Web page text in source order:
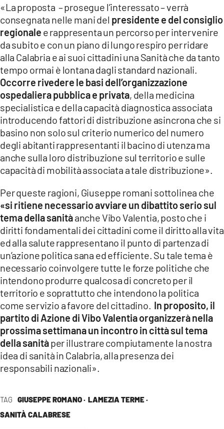
LACAPITALENEWS.IT
App
ANDROID
APPLE
TAG GIUSEPPE ROMANO · LAMEZIA TERME ·
SANITÀ CALABRESE
«La proposta – prosegue l’interessato – verrà
consegnata nelle mani del presidente e del consiglio
regionale e rappresenta un percorso per intervenire
da subito e con un piano di lungo respiro per ridare
alla Calabria e ai suoi cittadini una Sanità che da tanto
tempo ormai è lontana dagli standard nazionali.
Occorre rivedere le basi dell’organizzazione
ospedaliera pubblica e privata, della medicina
specialistica e della capacità diagnostica associata
introducendo fattori di distribuzione asincrona che si
basino non solo sul criterio numerico del numero
degli abitanti rappresentanti il bacino di utenza ma
anche sulla loro distribuzione sul territorio e sulle
capacità di mobilità associata a tale distribuzione».
Per queste ragioni, Giuseppe romani sottolinea che
«si ritiene necessario avviare un dibattito serio sul
tema della sanitàanche Vibo Valentia, posto che i
diritti fondamentali dei cittadini come il diritto alla vita
ed alla salute rappresentano il punto di partenza di
un’azione politica sana ed efficiente. Su tale tema è
necessario coinvolgere tutte le forze politiche che
intendono produrre qualcosa di concreto per il
territorio e soprattutto che intendono la politica
come servizio a favore del cittadino. In proposito, il
partito di Azione di Vibo Valentia organizzerà nella
prossima settimana un incontro in città sul tema
della sanitàper illustrare compiutamente la nostra
idea di sanità in Calabria, alla presenza dei
responsabili nazionali».